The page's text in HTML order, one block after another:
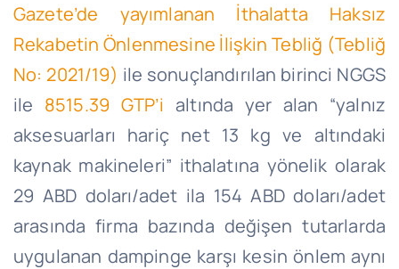
Gazete’de yayımlanan İthalatta Haksız
Rekabetin Önlenmesine İlişkin Tebliğ (Tebliğ
No: 2021/19) ile sonuçlandırılan birinci NGGS
ile 8515.39 GTP’i altında yer alan “yalnız
aksesuarları hariç net 13 kg ve altındaki
kaynak makineleri” ithalatına yönelik olarak
29 ABD doları/adet ila 154 ABD doları/adet
arasında firma bazında değişen tutarlarda
uygulanan dampinge karşı kesin önlem aynı